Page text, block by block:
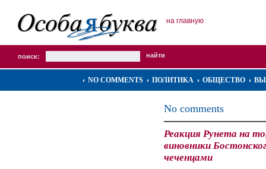
на главную
поиск:
NO COMMENTS ПОЛИТИКА ОБЩЕСТВО
No comments
Реакция Рунета на
виновники
чеченцами